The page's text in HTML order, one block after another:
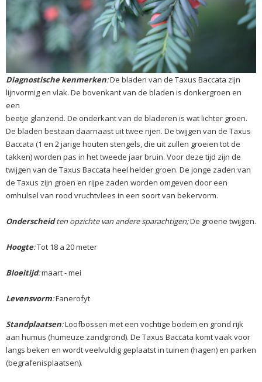
Diagnostische kenmerken:De bladen van de Taxus Baccata zijn
lijnvormig en vlak. De bovenkant van de bladen is donkergroen en
een
beetje glanzend. De onderkant van de bladeren is wat lichter groen.
De bladen bestaan daarnaast uit twee rijen. De twijgen van de Taxus
Baccata (1 en 2 jarige houten stengels, die uit zullen groeien tot de
takken) worden pas in het tweede jaar bruin. Voor deze tijd zijn de
twijgen van de Taxus Baccata heel helder groen. De jonge zaden van
de Taxus zijn groen en rijpe zaden worden omgeven door een
omhulsel van rood vruchtvlees in een soort van bekervorm.
Onderscheidten opzichte van andere sparachtigen;De groene twijgen.
Hoogte:Tot 18 a 20 meter
Bloeitijd:maart - mei
Levensvorm:Fanerofyt
Standplaatsen:Loofbossen met een vochtige bodem en grond rijk
aan humus (humeuze zandgrond). De Taxus Baccata komt vaak voor
langs beken en wordt veelvuldig geplaatst in tuinen (hagen) en parken
(begrafenisplaatsen).